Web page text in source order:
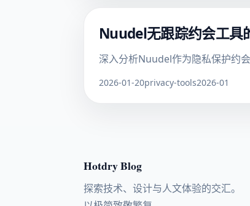
Nuudel无跟踪约会工具
深入分析Nuudel作为隐私保护约
2026-01-20privacy-tools2026-01
Hotdry Blog
探索技术、设计与人文体验的交汇。